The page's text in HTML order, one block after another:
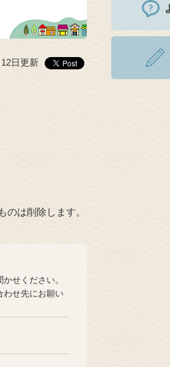
日更新
は削除します。
せください。
わせ先にお願い